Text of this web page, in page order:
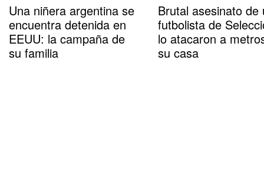
Una niñera argentina se
encuentra detenida en
EEUU: la campaña de
su familia
Brutal asesinato de
futbolista de
lo atacaron a
su casa